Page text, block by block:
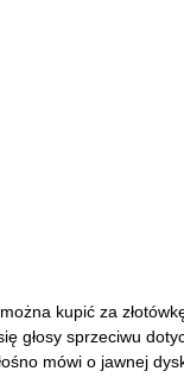
kupić za
głosy sprzeciwu
mówi o jawnej